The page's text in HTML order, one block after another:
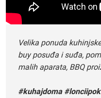
Velika ponuda
buy posuđa i suđa,
malih aparata, BBQ
#kuhajdoma